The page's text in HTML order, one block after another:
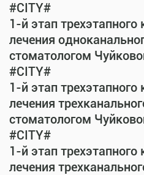
#CITY#
1-й этап трехэтапного
лечения
стоматологом
#CITY#
1-й этап трехэтапного
лечения
стоматологом
#CITY#
1-й этап трехэтапного
лечения